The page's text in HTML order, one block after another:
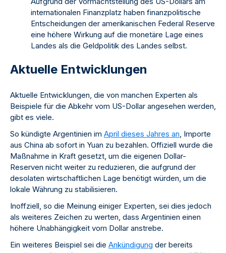
internationalen Finanzplatz haben finanzpolitische
Entscheidungen der amerikanischen Federal Reserve
eine höhere Wirkung auf die monetäre Lage eines
Landes als die Geldpolitik des Landes selbst.
Aktuelle Entwicklungen
Aktuelle Entwicklungen, die von manchen Experten als
Beispiele für die Abkehr vom US-Dollar angesehen werden,
gibt es viele.
So kündigte Argentinien im April dieses Jahres an, Importe
aus China ab sofort in Yuan zu bezahlen. Offiziell wurde die
Maßnahme in Kraft gesetzt, um die eigenen Dollar-
Reserven nicht weiter zu reduzieren, die aufgrund der
desolaten wirtschaftlichen Lage benötigt würden, um die
lokale Währung zu stabilisieren.
Inoffziell, so die Meinung einiger Experten, sei dies jedoch
als weiteres Zeichen zu werten, dass Argentinien einen
höhere Unabhängigkeit vom Dollar anstrebe.
Ein weiteres Beispiel sei die Ankündigung der bereits